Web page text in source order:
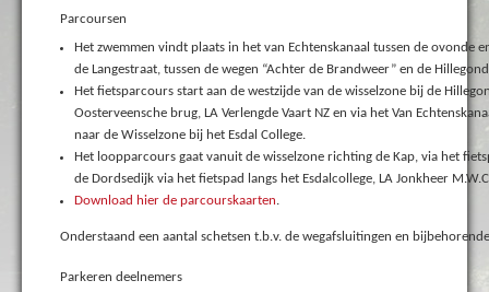
Parcoursen
Het zwemmen vindt plaats in het van Echtenskanaal tussen de ovonde
de Langestraat, tussen de wegen “Achter de Brandweer” en de
Het fietsparcours start aan de westzijde van de wisselzone bij de
Oosterveensche brug, LA Verlengde Vaart NZ en via het Van
naar de Wisselzone bij het Esdal College.
Het loopparcours gaat vanuit de wisselzone richting de Kap, via het
de Dordsedijk via het fietspad langs het Esdalcollege, LA Jonkheer
Download hier de parcourskaarten.
Onderstaand een aantal schetsen t.b.v. de wegafsluitingen en
Parkeren deelnemers